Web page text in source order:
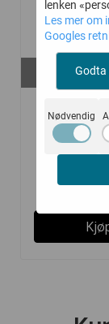
På
60, 80, 90,
399,-
lenken
Les mer om
Googles
Godta
Nødvendig